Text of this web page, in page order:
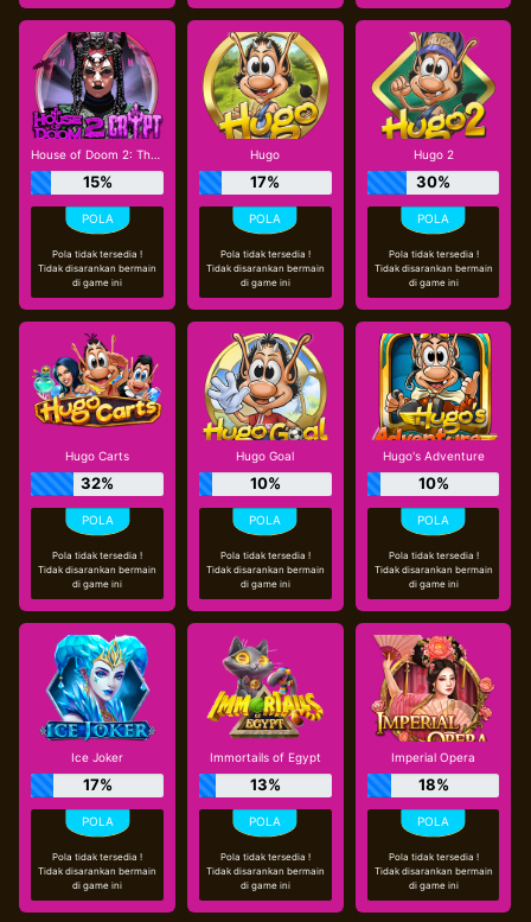
House of Doom 2: The Crypt
15%
Pola tidak tersedia !
Tidak disarankan bermain
di game ini
Hugo
17%
Pola tidak tersedia !
Tidak disarankan bermain
di game ini
Hugo 2
30%
Pola tidak tersedia !
Tidak disarankan bermain
di game ini
Hugo Carts
32%
Pola tidak tersedia !
Tidak disarankan bermain
di game ini
Hugo Goal
10%
Pola tidak tersedia !
Tidak disarankan bermain
di game ini
Hugo's Adventure
10%
Pola tidak tersedia !
Tidak disarankan bermain
di game ini
Ice Joker
17%
Pola tidak tersedia !
Tidak disarankan bermain
di game ini
Immortails of Egypt
13%
Pola tidak tersedia !
Tidak disarankan bermain
di game ini
Imperial Opera
18%
Pola tidak tersedia !
Tidak disarankan bermain
di game ini